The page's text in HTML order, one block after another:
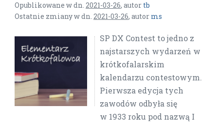
Opublikowane w dn. 2021-03-26, autor tb
Ostatnie zmiany w dn. 2021-03-26, autor ms
SP DX Contest to jedno z
najstarszych wydarzeń w
krótkofalarskim
kalendarzu contestowym.
Pierwsza edycja tych
zawodów odbyła się
w 1933 roku pod nazwą I